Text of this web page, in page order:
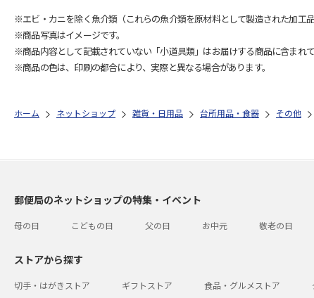
※エビ・カニを除く魚介類（これらの魚介類を原材料として製造された加工
※商品写真はイメージです。
※商品内容として記載されていない「小道具類」はお届けする商品に含まれて
※商品の色は、印刷の都合により、実際と異なる場合があります。
ホーム ネットショップ 雑貨・日用品 台所用品・食器 その他
郵便局のネットショップの特集・イベント
母の日 こどもの日 父の日 お中元 敬老の日
ストアから探す
切手・はがきストア ギフトストア 食品・グルメストア